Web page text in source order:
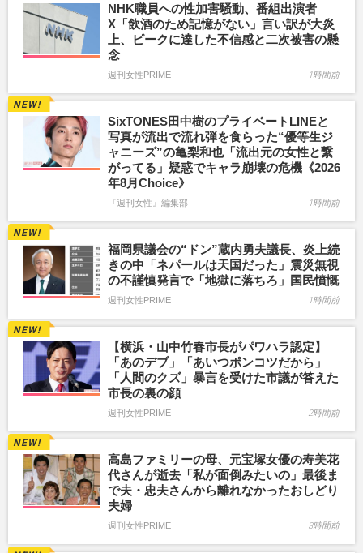
NHK職員への性加害騒動、番組出演者
X「飲酒のため記憶がない」言い訳が大炎
上、ピークに達した不信感と二次被害の懸
念
週刊女性PRIME 1時間前
SixTONES田中樹のプライベートLINEと
写真が流出で流れ弾を食らった“優等生ジ
ャニーズ”の亀梨和也「流出元の女性と繋
がってる」疑惑でキャラ崩壊の危機《2026
年8月Choice》
『週刊女性』編集部 1時間前
福岡県議会の“ドン”蔵内勇夫議長、炎上続
きの中「ネパールは天国だった」震災無視
の不謹慎発言で「地獄に落ちろ」国民憤慨
週刊女性PRIME 1時間前
【横浜・山中竹春市長がパワハラ認定】
「あのデブ」「あいつポンコツだから」
「人間のクズ」暴言を受けた市議が答えた
市長の裏の顔
週刊女性PRIME 2時間前
高島ファミリーの母、元宝塚女優の寿美花
代さんが逝去「私が面倒みたいの」最後ま
で夫・忠夫さんから離れなかったおしどり
夫婦
週刊女性PRIME 3時間前